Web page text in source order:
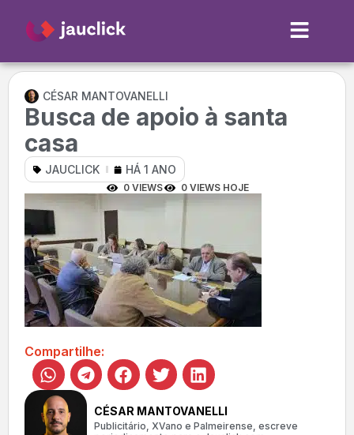
CÉSAR MANTOVANELLI
Busca de apoio à santa
casa
JAUCLICK HÁ 1 ANO
0 VIEWS 0 VIEWS HOJE
Compartilhe:
CÉSAR MANTOVANELLI
Publicitário, XVano e Palmeirense, escreve